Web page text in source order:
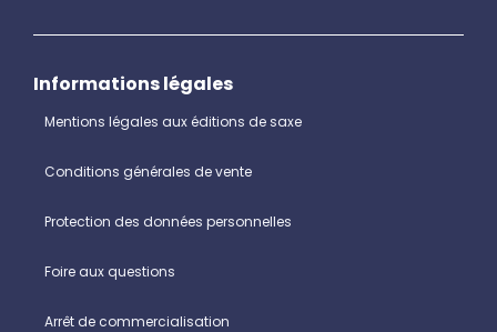
Informations légales
Mentions légales aux éditions de saxe
Conditions générales de vente
Protection des données personnelles
Foire aux questions
Arrêt de commercialisation